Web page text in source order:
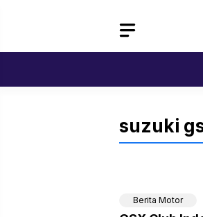
suzuki
Berita Motor